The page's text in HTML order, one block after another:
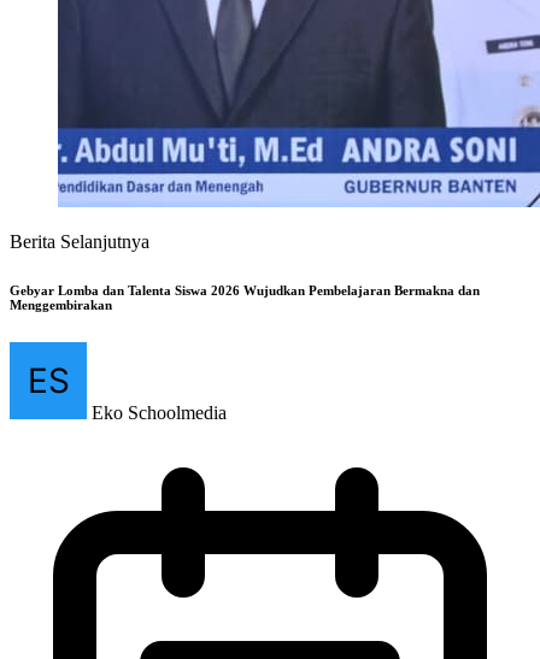
Berita Selanjutnya
Gebyar Lomba dan Talenta Siswa 2026 Wujudkan Pembelajaran Bermakna dan
Menggembirakan
Eko Schoolmedia